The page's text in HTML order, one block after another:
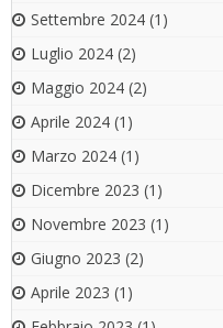
Settembre 2024 (1)
Luglio 2024 (2)
Maggio 2024 (2)
Aprile 2024 (1)
Marzo 2024 (1)
Dicembre 2023 (1)
Novembre 2023 (1)
Giugno 2023 (2)
Aprile 2023 (1)